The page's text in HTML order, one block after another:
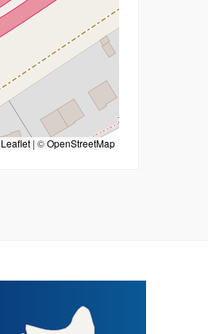
| ©OpenStreetMap